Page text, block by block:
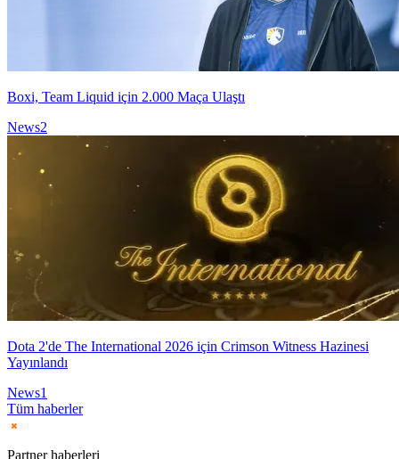
Boxi, Team Liquid için 2.000 Maça Ulaştı
News2
Dota 2'de The International 2026 için Crimson Witness Hazinesi
Yayınlandı
News1
Tüm haberler
Partner haberleri